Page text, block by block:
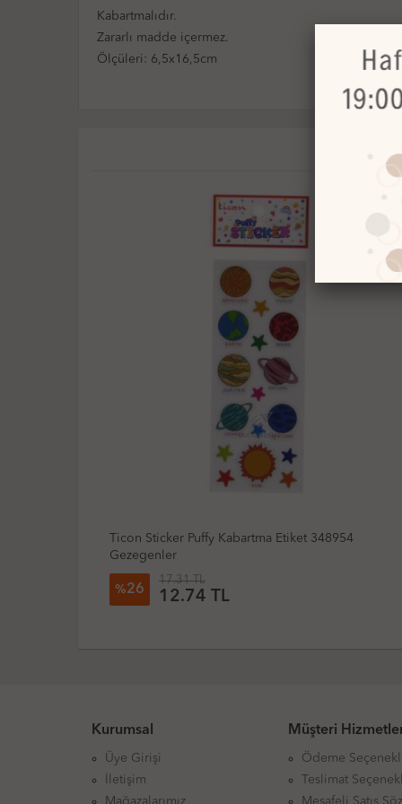
Kabartmalıdır.
Zararlı madde içermez.
Ölçüleri: 6,5x16,5cm
Etiket 348954 Ticon Sticker Puffy Kabartma
%
Kurumsal
Üye Girişi
İletişim
Müşteri
Ödeme
Teslimat